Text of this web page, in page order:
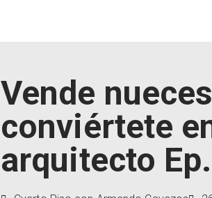
Vende
conviértete
arquitecto